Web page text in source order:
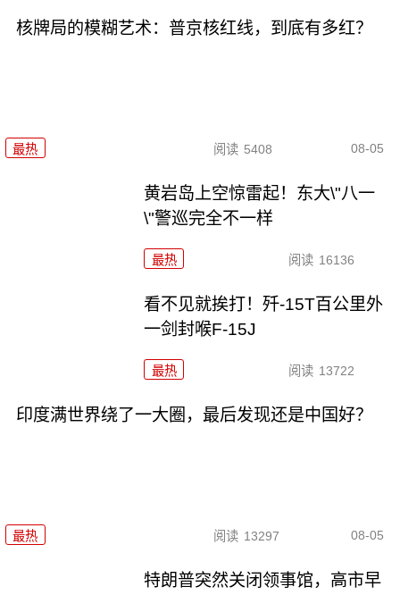
核牌局的模糊艺术：普京核红线，到底有多红？
最热 阅读 5408 08-05
黄岩岛上空惊雷起！东大\"八一
\"警巡完全不一样
最热 阅读 16136
看不见就挨打！歼-15T百公里外
一剑封喉F-15J
最热 阅读 13722
印度满世界绕了一大圈，最后发现还是中国好？
最热 阅读 13297 08-05
特朗普突然关闭领事馆，高市早